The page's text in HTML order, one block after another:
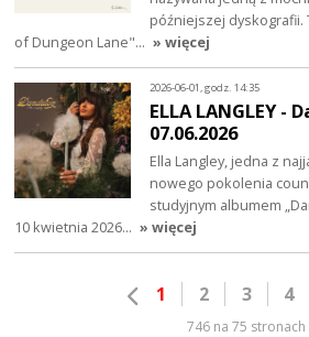
późniejszej dyskografii.
of Dungeon Lane"… » więcej
2026-06-01, godz. 14:35
ELLA LANGLEY -
07.06.2026
Ella Langley, jedna z
nowego pokolenia
studyjnym albumem
10 kwietnia 2026… » więcej
1 2 3 4
746 na 75 stronach